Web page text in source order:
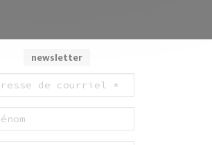
newsletter